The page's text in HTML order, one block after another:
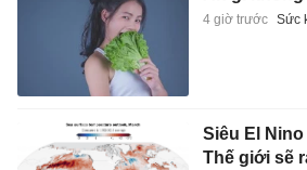
4 giờ trước Sức
Siêu El
Thế giới sẽ